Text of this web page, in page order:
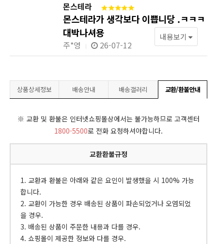
몬스테라
몬스테라가 생각보다 이쁩니당 .ㅋㅋㅋ
대박나셔용
주*영 26-07-12
내용보기
상품상세정보 배송안내 배송갤러리 교환/환불안내
※ 교환 및 환불은 인터넷쇼핑몰상에서는 불가능하므로 고객센터
1800-5500로 전화 요청하셔야합니다.
교환환불규정
1. 교환과 환불은 아래와 같은 요인이 발생했을 시 100% 가능
합니다.
2. 교환이 가능한 경우 배송된 상품이 파손되었거나 오염되었
을 경우.
3. 배송된 상품이 주문한 내용과 다를 경우.
4. 쇼핑몰이 제공한 정보와 다를 경우.